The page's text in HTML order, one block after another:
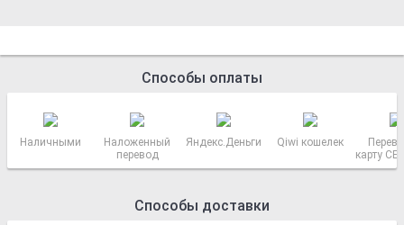
Способы оплаты
Наличными
Наложенный
перевод
Яндекс.Деньги Qiwi кошелек
карту
Способы доставки